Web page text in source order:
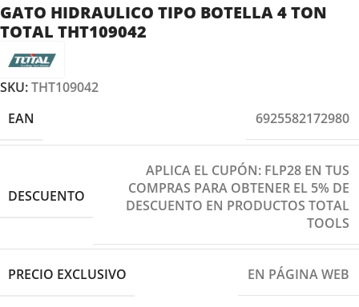
GATO HIDRAULICO TIPO BOTELLA 4 TON
TOTAL THT109042
SKU:THT109042
EAN
6925582172980
DESCUENTO
APLICA EL CUPÓN: FLP28 EN TUS
COMPRAS PARA OBTENER EL 5% DE
DESCUENTO EN PRODUCTOS TOTAL
TOOLS
PRECIO EXCLUSIVO EN PÁGINA WEB